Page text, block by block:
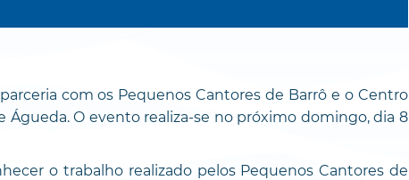
com os Pequenos Cantores de Barrô e o Centro
Águeda. O evento realiza-se no próximo domingo, dia 8
o trabalho realizado pelos Pequenos Cantores de